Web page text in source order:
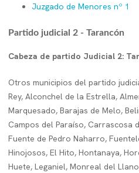
Juzgado de Menores nº 1
Partido judicial 2 - Tarancón
Cabeza de partido Judicial 2:
Otros municipios del partido
Rey, Alconchel de la Estrella,
Marquesado, Barajas de Melo,
Campos del Paraíso, Carrascosa
Fuente de Pedro Naharro,
Hinojosos, El Hito, Hontanaya,
Huete, Leganiel, Monreal del